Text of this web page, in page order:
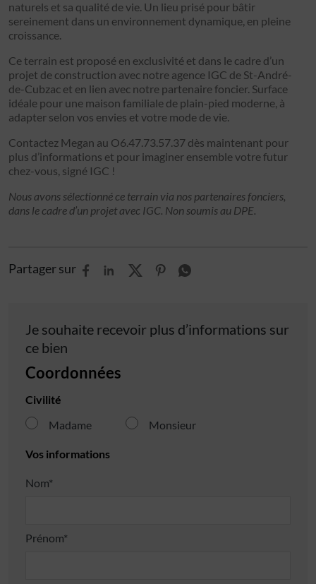
naturels et sa qualité de vie. Un lieu prisé pour bâtir
sereinement dans un environnement dynamique, en pleine
croissance.
Ce terrain est proposé en exclusivité et dans le cadre d’un
projet de construction avec notre agence IGC de St-André-
de-Cubzac et en lien avec notre partenaire foncier. Surface
idéale pour une maison familiale de plain-pied moderne, à
adapter selon vos envies et votre mode de vie.
Contactez Megan au O6.47.73.57.37 dès maintenant pour
plus d’informations et pour imaginer ensemble votre futur
chez-vous, signé IGC !
Nous avons sélectionné ce terrain via nos partenaires fonciers,
dans le cadre d’un projet avec IGC. Non soumis au DPE.
Partager sur
Je souhaite recevoir plus d’informations sur
ce bien
Coordonnées
Civilité
Madame
Monsieur
Vos informations
Nom*
Prénom*